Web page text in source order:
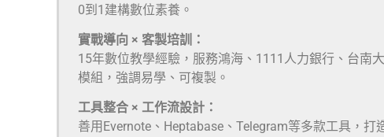
0到1建構數位素養。
實戰導向 × 客製培訓：
15年數位教學經驗，服務鴻海、1111人力銀行、台南
模組，強調易學、可複製。
工具整合 × 工作流設計：
善用Evernote、Heptabase、Telegram等多款工具，